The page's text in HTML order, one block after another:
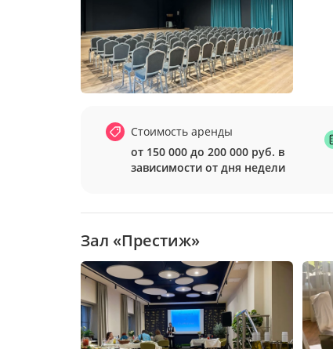
Стоимость аренды
от 150 000 до 200 000 руб. в
зависимости от дня недели
Зал «Престиж»